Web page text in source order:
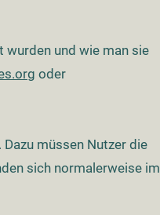
wurden und wie man sie
oder
müssen Nutzer die
sich normalerweise im